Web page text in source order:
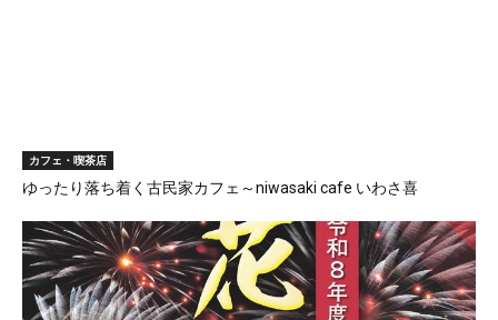
カフェ・喫茶店
ゆったり落ち着く古民家カフェ～niwasaki cafe いわさ喜